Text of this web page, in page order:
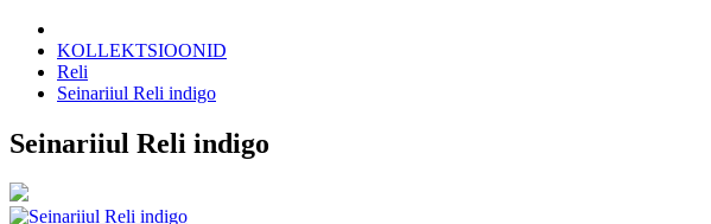
KOLLEKTSIOONID
Reli
Seinariiul Reli indigo
Seinariiul Reli indigo